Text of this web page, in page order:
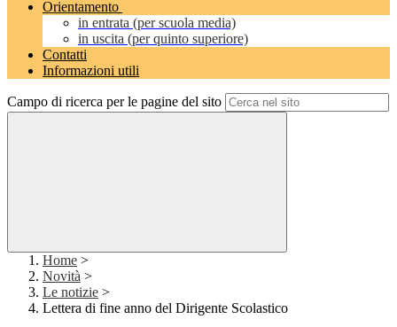
Orientamento
in entrata (per scuola media)
in uscita (per quinto superiore)
Contatti
Informazioni utili
Campo di ricerca per le pagine del sito
Home >
Novità >
Le notizie >
Lettera di fine anno del Dirigente Scolastico